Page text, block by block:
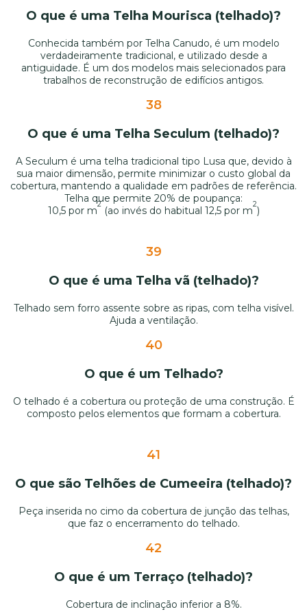
O que é uma Telha Mourisca (telhado)?
Conhecida também por Telha Canudo, é um modelo
verdadeiramente tradicional, e utilizado desde a
antiguidade. É um dos modelos mais selecionados para
trabalhos de reconstrução de edifícios antigos.
38
O que é uma Telha Seculum (telhado)?
A Seculum é uma telha tradicional tipo Lusa que, devido à
sua maior dimensão, permite minimizar o custo global da
cobertura, mantendo a qualidade em padrões de referência.
Telha que permite 20% de poupança:
10,5 por m
2
(ao invés do habitual 12,5 por m
2
)
39
O que é uma Telha vã (telhado)?
Telhado sem forro assente sobre as ripas, com telha visível.
Ajuda a ventilação.
40
O que é um Telhado?
O telhado é a cobertura ou proteção de uma construção. É
composto pelos elementos que formam a cobertura.
41
O que são Telhões de Cumeeira (telhado)?
Peça inserida no cimo da cobertura de junção das telhas,
que faz o encerramento do telhado.
42
O que é um Terraço (telhado)?
Cobertura de inclinação inferior a 8%.